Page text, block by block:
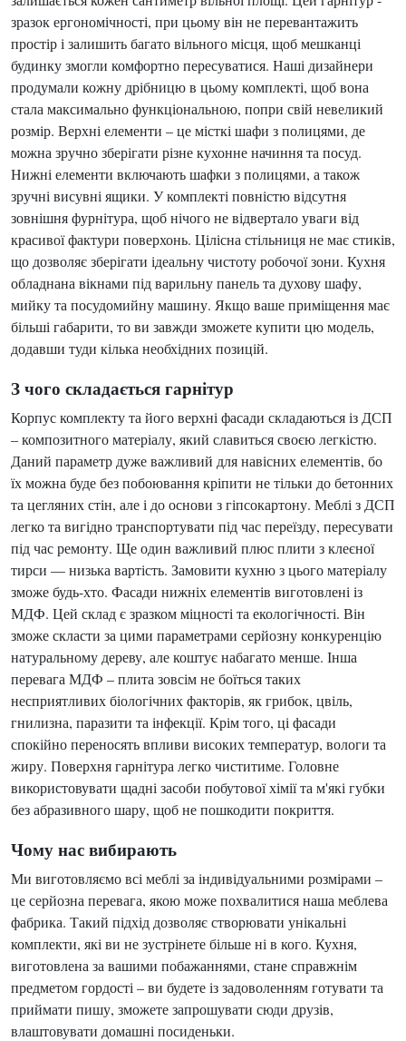
зразок ергономічності, при цьому він не перевантажить
простір і залишить багато вільного місця, щоб мешканці
будинку змогли комфортно пересуватися. Наші дизайнери
продумали кожну дрібницю в цьому комплекті, щоб вона
стала максимально функціональною, попри свій невеликий
розмір. Верхні елементи – це місткі шафи з полицями, де
можна зручно зберігати різне кухонне начиння та посуд.
Нижні елементи включають шафки з полицями, а також
зручні висувні ящики. У комплекті повністю відсутня
зовнішня фурнітура, щоб нічого не відвертало уваги від
красивої фактури поверхонь. Цілісна стільниця не має стиків,
що дозволяє зберігати ідеальну чистоту робочої зони. Кухня
обладнана вікнами під варильну панель та духову шафу,
мийку та посудомийну машину. Якщо ваше приміщення має
більші габарити, то ви завжди зможете купити цю модель,
додавши туди кілька необхідних позицій.
З чого складається гарнітур
Корпус комплекту та його верхні фасади складаються із ДСП
– композитного матеріалу, який славиться своєю легкістю.
Даний параметр дуже важливий для навісних елементів, бо
їх можна буде без побоювання кріпити не тільки до бетонних
та цегляних стін, але і до основи з гіпсокартону. Меблі з ДСП
легко та вигідно транспортувати під час переїзду, пересувати
під час ремонту. Ще один важливий плюс плити з клеєної
тирси — низька вартість. Замовити кухню з цього матеріалу
зможе будь-хто. Фасади нижніх елементів виготовлені із
МДФ. Цей склад є зразком міцності та екологічності. Він
зможе скласти за цими параметрами серйозну конкуренцію
натуральному дереву, але коштує набагато менше. Інша
перевага МДФ – плита зовсім не боїться таких
несприятливих біологічних факторів, як грибок, цвіль,
гнилизна, паразити та інфекції. Крім того, ці фасади
спокійно переносять впливи високих температур, вологи та
жиру. Поверхня гарнітура легко чиститиме. Головне
використовувати щадні засоби побутової хімії та м'які губки
без абразивного шару, щоб не пошкодити покриття.
Чому нас вибирають
Ми виготовляємо всі меблі за індивідуальними розмірами –
це серйозна перевага, якою може похвалитися наша меблева
фабрика. Такий підхід дозволяє створювати унікальні
комплекти, які ви не зустрінете більше ні в кого. Кухня,
виготовлена ​​за вашими побажаннями, стане справжнім
предметом гордості – ви будете із задоволенням готувати та
приймати пишу, зможете запрошувати сюди друзів,
влаштовувати домашні посиденьки.